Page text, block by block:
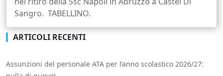
Sangro. TABELLINO.
ARTICOLI RECENTI
Assunzioni del personale ATA per l’anno scolastico 2026/27: